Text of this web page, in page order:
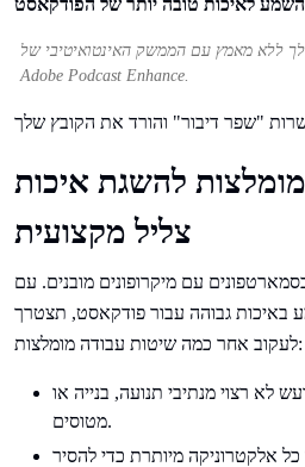
ללא מאמץ עם הממשק האינטואיטיבי של
Adobe Podcast Enhance.
להשגת איכות
צליל מקצועית
עם מיקרופונים מובנים. עם
גבוהה עבור פודקאסט, תצטרך
לעקוב אחר כמה שיטות עבודה מומלצות:
לא רצוי מנתיבי תנועה, בנייה או
מטוסים.
אלקטרוניקה מיותרת כדי להסיר